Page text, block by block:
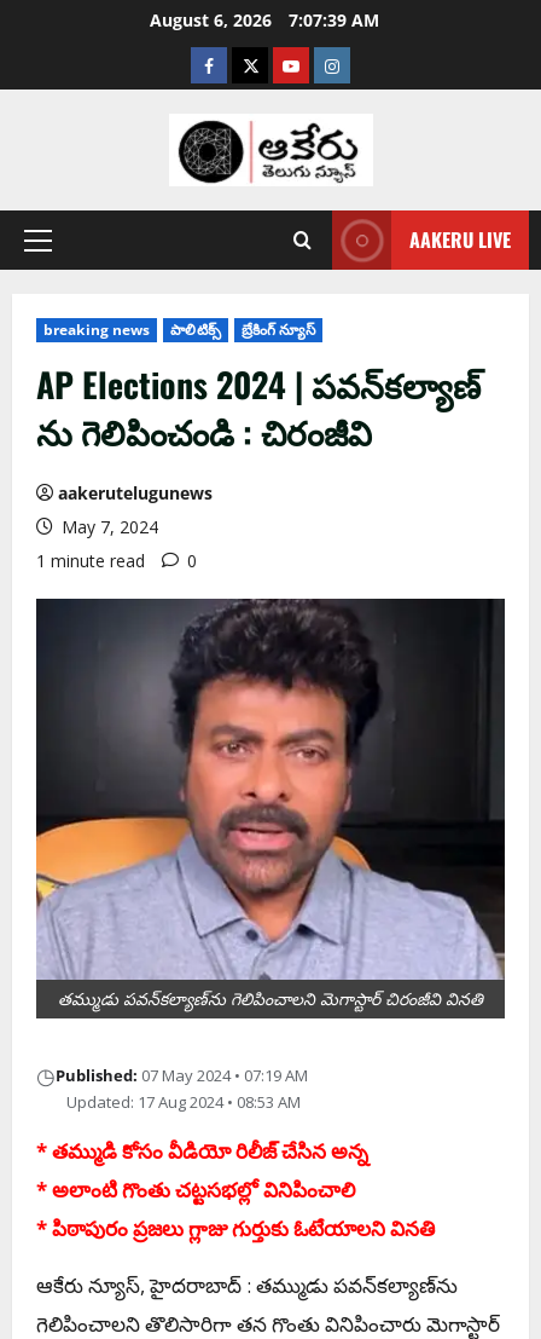
August 6, 2026 7:07:40 AM
AAKERU LIVE
breaking news పాలిటిక్స్ బ్రేకింగ్ న్యూస్
AP Elections 2024 | ప‌వ‌న్‌క‌ల్యాణ్
ను గెలిపించండి : చిరంజీవి
aakerutelugunews
May 7, 2024
1 minute read
0
త‌మ్ముడు ప‌వ‌న్‌క‌ల్యాణ్‌ను గెలిపించాల‌ని మెగాస్టార్ చిరంజీవి విన‌తి
◷Published: 07 May 2024 • 07:19 AM
Updated: 17 Aug 2024 • 08:53 AM
* త‌మ్ముడి కోసం వీడియో రిలీజ్ చేసిన అన్న‌
* అలాంటి గొంతు చ‌ట్ట‌స‌భ‌ల్లో వినిపించాలి
* పిఠాపురం ప్ర‌జ‌లు గ్లాజు గుర్తుకు ఓటేయాల‌ని విన‌తి
ఆకేరు న్యూస్‌, హైద‌రాబాద్ : త‌మ్ముడు ప‌వ‌న్‌క‌ల్యాణ్‌ను
గెలిపించాల‌ని తొలిసారిగా త‌న గొంతు వినిపించారు మెగాస్టార్